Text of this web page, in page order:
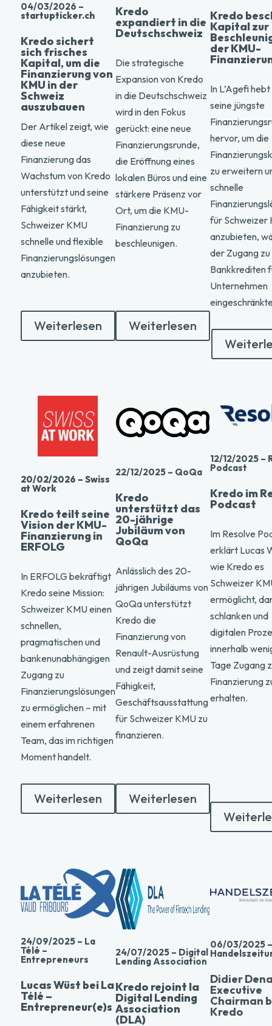
04/03/2026 –
startupticker.ch
Kredo sichert
sich frisches
Kapital, um die
Finanzierung von
KMU in der
Schweiz
auszubauen
Der Artikel zeigt, wie
diese neue
Finanzierung das
Wachstum von Kredo
unterstützt und seine
Fähigkeit stärkt,
Schweizer KMU
schnelle und flexible
Finanzierungslösungen
anzubieten.
Weiterlesen
Kredo
expandiert in die
Deutschschweiz
Die strategische
Expansion von Kredo
in die Deutschschweiz
wird in den Fokus
gerückt: eine neue
Finanzierungsrunde,
die Eröffnung eines
lokalen Büros und eine
stärkere Präsenz vor
Ort, um die KMU-
Finanzierung zu
beschleunigen.
Weiterlesen
Kredo
Kapital zur
der KMU-
In L’Agefi
seine jüngste
hervor, um die
zu erweitern
schnelle
für Schweizer
anzubieten,
der Zugang zu
Bankkrediten
Unternehmen
20/02/2026 – Swiss
at Work
Kredo teilt seine
Vision der KMU-
Finanzierung in
ERFOLG
In ERFOLG bekräftigt
Kredo seine Mission:
Schweizer KMU einen
schnellen,
pragmatischen und
bankenunabhängigen
Zugang zu
Finanzierungslösungen
zu ermöglichen – mit
einem erfahrenen
Team, das im richtigen
Moment handelt.
Weiterlesen
22/12/2025 – QoQa
Kredo
unterstützt das
20-jährige
Jubiläum von
QoQa
Anlässlich des 20-
jährigen Jubiläums von
QoQa unterstützt
Kredo die
Finanzierung von
Renault-Ausrüstung
und zeigt damit seine
Fähigkeit,
Geschäftsausstattung
für Schweizer KMU zu
finanzieren.
Weiterlesen
12/12/2025 –
Podcast
Kredo im
Podcast
Im Resolve
erklärt Lucas
wie Kredo es
Schweizer
ermöglicht,
schlanken und
digitalen
innerhalb
Tage Zugang
Finanzierung
erhalten.
24/09/2025 – La
Télé –
Entrepreneurs
Lucas Wüst bei La
Télé –
Entrepreneur(e)s
24/07/2025 – Digital
Lending Association
Kredo rejoint la
Digital Lending
Association
(DLA)
06/03/2025 –
Didier
Executive
Chairman
Kredo